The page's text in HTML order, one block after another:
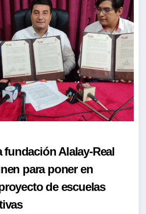
fundación Alalay-Real
para poner en
de escuelas